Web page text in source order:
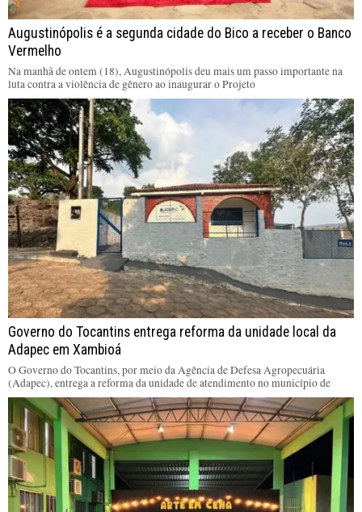
Augustinópolis é a segunda cidade do Bico a receber o Banco
Vermelho
Na manhã de ontem (18), Augustinópolis deu mais um passo importante na
luta contra a violência de gênero ao inaugurar o Projeto
Governo do Tocantins entrega reforma da unidade local da
Adapec em Xambioá
O Governo do Tocantins, por meio da Agência de Defesa Agropecuária
(Adapec), entrega a reforma da unidade de atendimento no município de